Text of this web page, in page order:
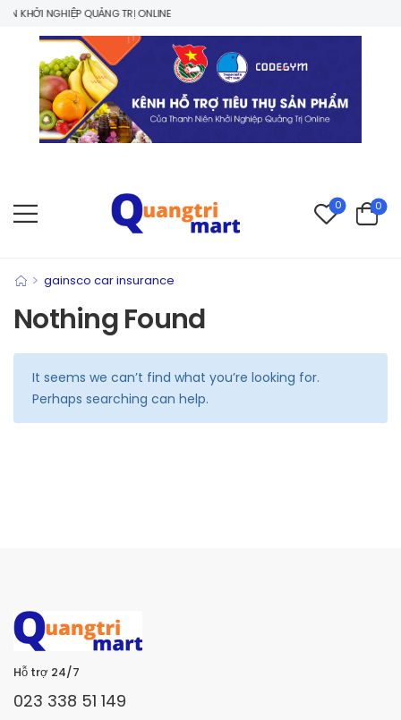
KHỞI NGHIỆP QUẢNG TRỊ ONLINE
0 0
> gainsco car insurance
Nothing Found
It seems we can’t find what you’re looking for.
Perhaps searching can help.
Hỗ trợ 24/7
023 338 51 149